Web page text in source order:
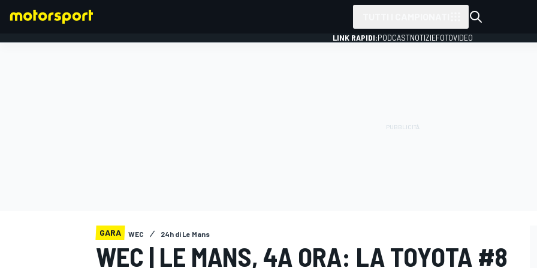
LINK RAPIDI:PODCASTNOTIZIEFOTOVIDEO
GARA WEC 24h di Le Mans
WEC | LE MANS, 4A ORA: LA TOYOTA #8